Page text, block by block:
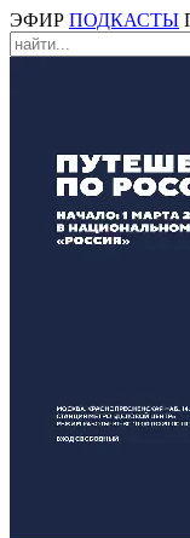
ЭФИР ПОДКАСТЫ